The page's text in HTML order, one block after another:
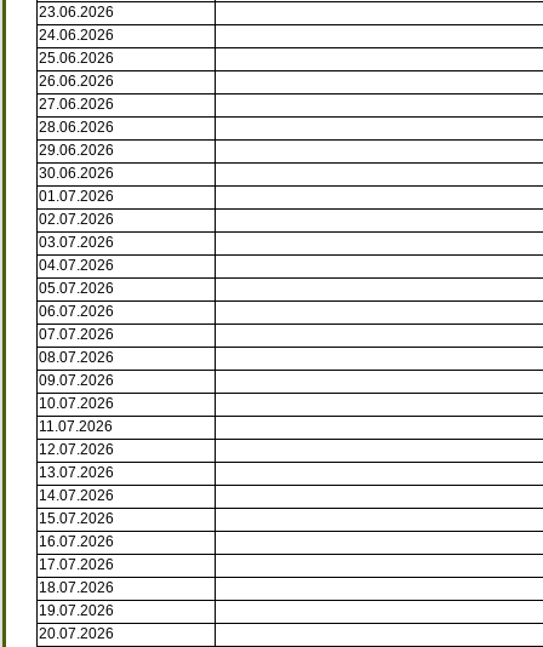
23.06.2026
24.06.2026
25.06.2026
26.06.2026
27.06.2026
28.06.2026
29.06.2026
30.06.2026
01.07.2026
02.07.2026
03.07.2026
04.07.2026
05.07.2026
06.07.2026
07.07.2026
08.07.2026
09.07.2026
10.07.2026
11.07.2026
12.07.2026
13.07.2026
14.07.2026
15.07.2026
16.07.2026
17.07.2026
18.07.2026
19.07.2026
20.07.2026